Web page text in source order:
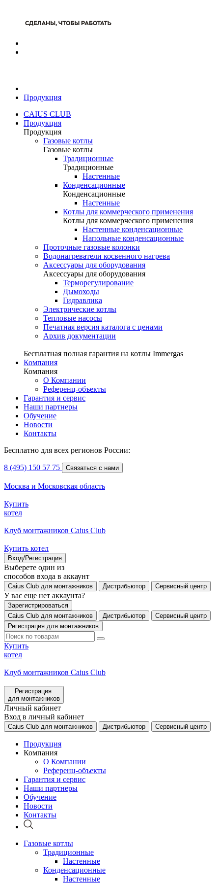
Продукция
CAIUS CLUB
Продукция
Продукция
Газовые котлы
Газовые котлы
Традиционные
Традиционные
Настенные
Конденсационные
Конденсационные
Настенные
Котлы для коммерческого применения
Котлы для коммерческого применения
Настенные конденсационные
Напольные конденсационные
Проточные газовые колонки
Водонагреватели косвенного нагрева
Аксессуары для оборудования
Аксессуары для оборудования
Терморегулирование
Дымоходы
Гидравлика
Электрические котлы
Тепловые насосы
Печатная версия каталога с ценами
Архив документации
Бесплатная полная гарантия на котлы Immergas
Компания
Компания
О Компании
Референц-объекты
Гарантия и сервис
Наши партнеры
Обучение
Новости
Контакты
Бесплатно для всех регионов России:
8 (495) 150 57 75 Связаться с нами
Москва и Московская область
Купить
котел
Клуб монтажников Caius Club
Купить котел
Вход/Регистрация
Выберете один из
способов входа в аккаунт
Caius Club для монтажников Дистрибьютор Сервисный центр
У вас еще нет аккаунта?
Зарегистрироваться
Caius Club для монтажников
Дистрибьютор
Сервисный центр
Регистрация для монтажников
Купить
котел
Клуб монтажников Caius Club
Регистрация
для монтажников
Личный кабинет
Вход в личный кабинет
Caius Club для монтажников Дистрибьютор Сервисный центр
Продукция
Компания
О Компании
Референц-объекты
Гарантия и сервис
Наши партнеры
Обучение
Новости
Контакты
Газовые котлы
Традиционные
Настенные
Конденсационные
Настенные